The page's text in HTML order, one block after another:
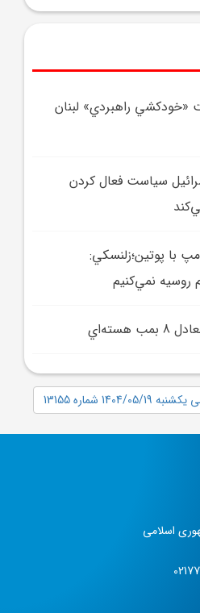
«خودکشي راهبردي» لبنان
سياست فعال کردن
با پوتين؛زلنسکي:
روسيه نمي‌کنيم
شماره 13155
اسلامی